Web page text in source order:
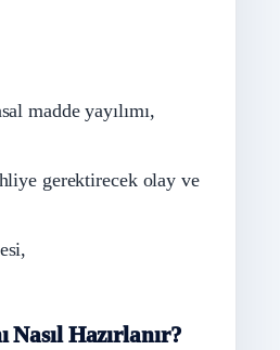
madde yayılımı,
gerektirecek olay ve
Hazırlanır?